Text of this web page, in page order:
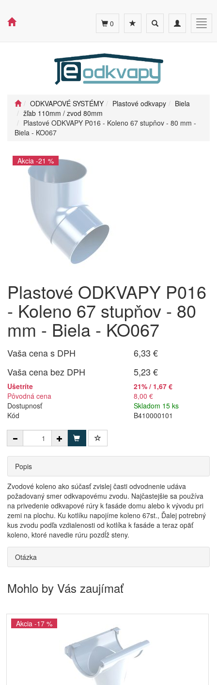
Toggle
navigation
Toggle
search
0
ODKVAPOVÉ SYSTÉMY Plastové odkvapy
Biela
žľab 110mm / zvod 80mm
Plastové ODKVAPY P016 - Koleno 67 stupňov - 80 mm -
Biela - KO067
Akcia -21 %
Plastové ODKVAPY P016
- Koleno 67 stupňov - 80
mm - Biela - KO067
Vaša cena s DPH
6,33 €
Vaša cena bez DPH
5,23 €
Ušetríte
21% / 1,67 €
Pôvodná cena
8,00 €
Dostupnosť
Skladom 15 ks
Kód
B410000101
Popis
Zvodové koleno ako súčasť zvislej časti odvodnenie udáva
požadovaný smer odkvapovému zvodu. Najčastejšie sa používa
na privedenie odkvapové rúry k fasáde domu alebo k vývodu pri
zemi na plochu. Ku kotlíku napojíme koleno 67st., Ďalej potrebný
kus zvodu podľa vzdialenosti od kotlíka k fasáde a teraz opäť
koleno, ktoré navedie rúru pozdĺž steny.
Otázka
Mohlo by Vás zaujímať
Akcia -17 %